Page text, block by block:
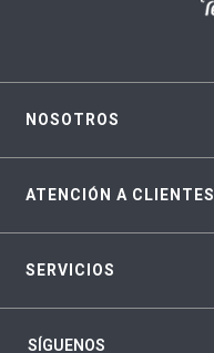
NOSOTROS
ATENCIÓN A CLIENTES
SERVICIOS
SÍGUENOS